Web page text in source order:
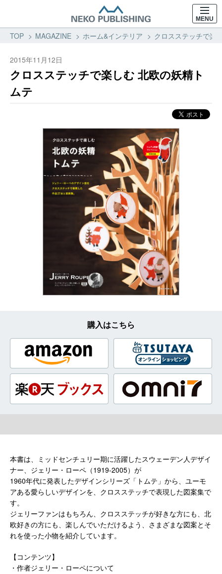
MENU
TOP MAGAZINE ホーム&インテリア クロスステッチで楽
2015年11月12日
クロスステッチで楽しむ 北欧の妖精ト
ムテ
購入はこちら
本書は、ミッドセンチュリー期に活躍したスウェーデン人デザイ
ナー、ジェリー・ローペ（1919-2005）が
1960年代に発表したデザインシリーズ「トムテ」から、ユーモ
アある愛らしいデザインを、クロスステッチで表現した図案集で
す。
ジェリーファンはもちろん、クロスステッチが好きな方にも、北
欧好きの方にも、楽しんでいただけるよう、さまざまな図案とそ
れを使った小物を紹介しています。
【コンテンツ】
・作者ジェリー・ローペについて